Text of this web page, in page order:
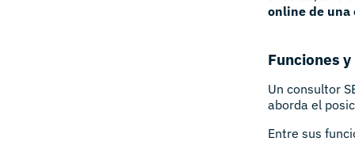
online de una
Funciones
Un consultor
aborda el
Entre sus